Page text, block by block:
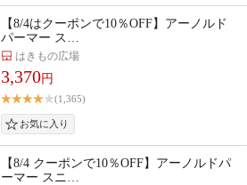
【8/4はクーポンで10％OFF】アーノルド
パーマー ス…
はきもの広場
3,370円
(1,365)
【8/4 クーポンで10％OFF】アーノルドパ
ーマー スニ…